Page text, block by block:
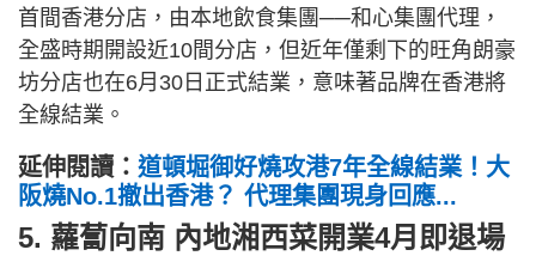
首間香港分店，由本地飲食集團──和心集團代理，
全盛時期開設近10間分店，但近年僅剩下的旺角朗豪
坊分店也在6月30日正式結業，意味著品牌在香港將
全線結業。
延伸閱讀： 道頓堀御好燒攻港7年全線結業！大
阪燒No.1撤出香港？ 代理集團現身回應...
5. 蘿蔔向南 內地湘西菜開業4月即退場